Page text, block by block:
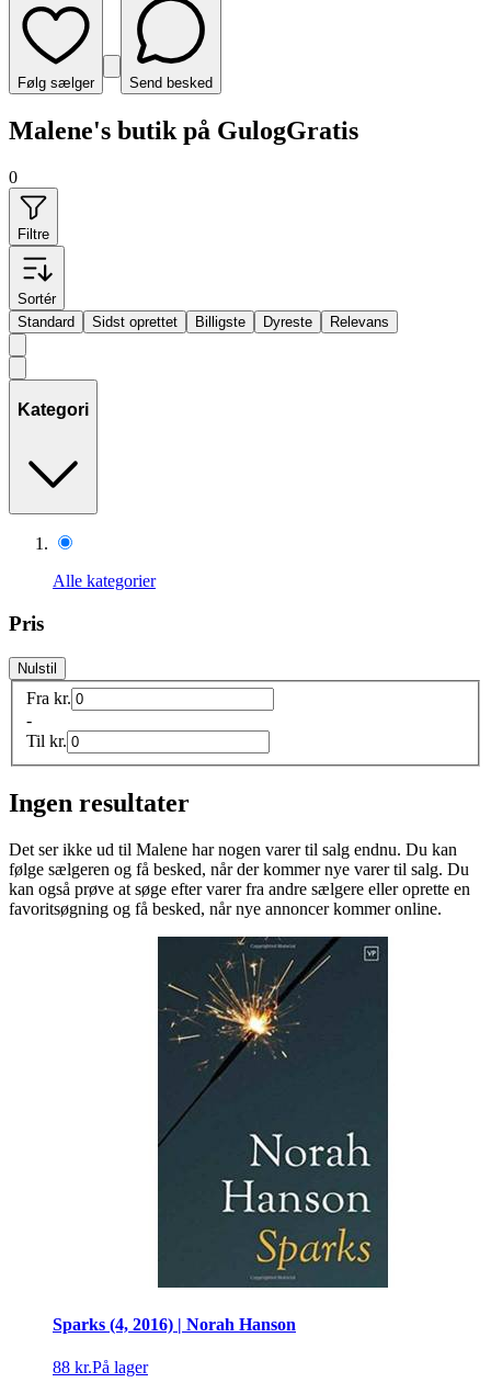
Følg sælger Send besked
Malene's butik på GulogGratis
0
Filtre
Sortér
Standard
Sidst oprettet Billigste Dyreste Relevans
Kategori
Alle kategorier
Pris
Nulstil
Fra kr.
-
Til kr.
Ingen resultater
Det ser ikke ud til Malene har nogen varer til salg endnu. Du kan
følge sælgeren og få besked, når der kommer nye varer til salg. Du
kan også prøve at søge efter varer fra andre sælgere eller oprette en
favoritsøgning og få besked, når nye annoncer kommer online.
Sparks (4, 2016) | Norah Hanson
88 kr.På lager